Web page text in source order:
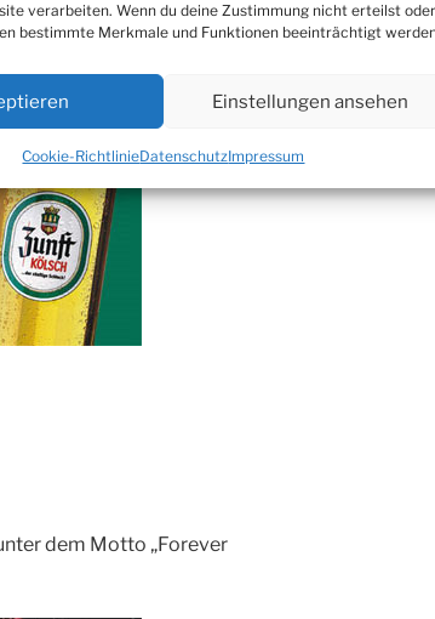
verarbeiten. Wenn du deine Zustimmung nicht erteilst oder
bestimmte Merkmale und Funktionen beeinträchtigt
Einstellungen ansehen
Cookie-RichtlinieDatenschutzImpressum
dem Motto „Forever